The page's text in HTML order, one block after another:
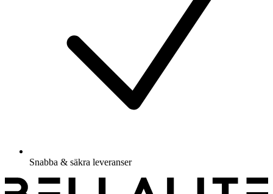
Snabba & säkra leveranser